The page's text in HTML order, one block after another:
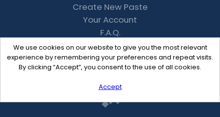
We use cookies on our website to give you the most relevant
experience by remembering your preferences and repeat visits.
By clicking “Accept”, you consent to the use of all cookies.
Accept
Create New Paste
Your Account
F.A.Q.
Recent
Contact